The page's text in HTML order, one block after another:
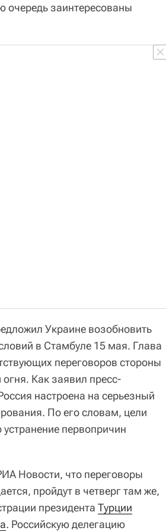
очередь заинтересованы
Украине возобновить
в Стамбуле 15 мая. Глава
переговоров стороны
Как заявил пресс-
настроена на серьезный
По его словам, цели
первопричин
Новости, что переговоры
пройдут в четверг там же,
президента Турции
. Российскую делегацию